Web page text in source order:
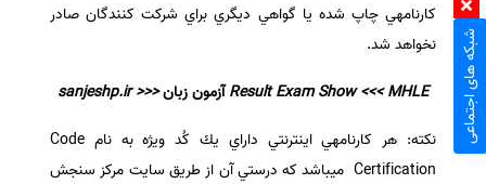
كارنامه­ي چاپ شده يا گواهي ديگري براي شركت كنندگان صادر
نخواهد شد.
Result Exam Show <<< MHLE آزمون زبان<<< sanjeshp.ir
نكته: هر كارنامه­ي اينترنتي داراي يك كُد ويژه به نام Code
Certification ميباشد كه درستي آن از طريق سايت مركز سنجش
شبکه های اجتماعی